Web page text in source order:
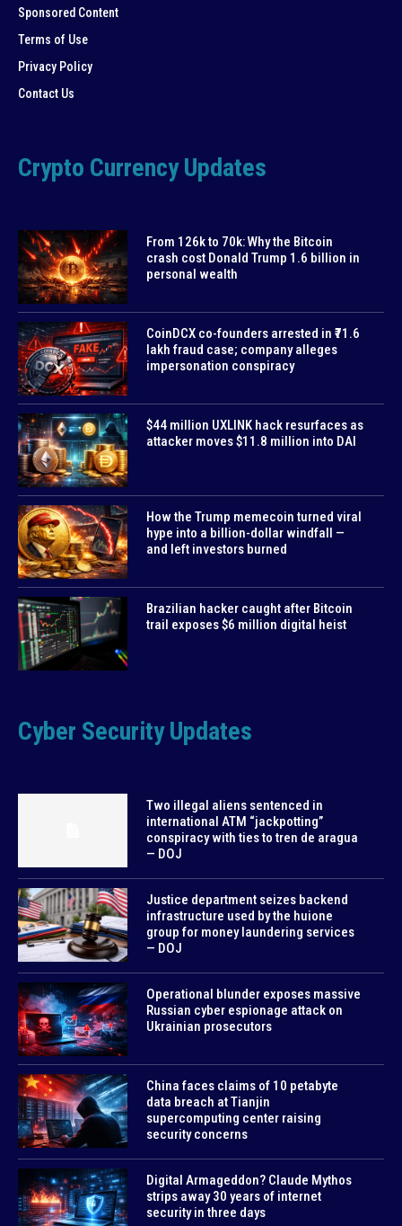
Sponsored Content
Terms of Use
Privacy Policy
Contact Us
Crypto Currency Updates
From 126k to 70k: Why the Bitcoin
crash cost Donald Trump 1.6 billion in
personal wealth
CoinDCX co-founders arrested in ₹71.6
lakh fraud case; company alleges
impersonation conspiracy
$44 million UXLINK hack resurfaces as
attacker moves $11.8 million into DAI
How the Trump memecoin turned viral
hype into a billion-dollar windfall —
and left investors burned
Brazilian hacker caught after Bitcoin
trail exposes $6 million digital heist
Cyber Security Updates
Two illegal aliens sentenced in
international ATM “jackpotting”
conspiracy with ties to tren de aragua
— DOJ
Justice department seizes backend
infrastructure used by the huione
group for money laundering services
— DOJ
Operational blunder exposes massive
Russian cyber espionage attack on
Ukrainian prosecutors
China faces claims of 10 petabyte
data breach at Tianjin
supercomputing center raising
security concerns
Digital Armageddon? Claude Mythos
strips away 30 years of internet
security in three days